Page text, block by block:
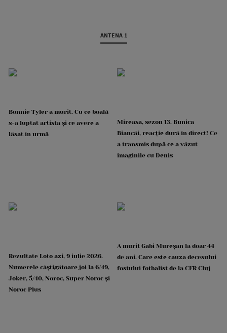
ANTENA 1
Bonnie Tyler a murit. Cu ce boală
s-a luptat artista și ce avere a
lăsat în urmă
Mireasa, sezon 13. Bunica
Biancăi, reacție dură în direct! Ce
a transmis după ce a văzut
imaginile cu Denis
Rezultate Loto azi, 9 iulie 2026.
Numerele câștigătoare joi la 6/49,
Joker, 5/40, Noroc, Super Noroc și
Noroc Plus
A murit Gabi Mureșan la doar 44
de ani. Care este cauza decesului
fostului fotbalist de la CFR Cluj